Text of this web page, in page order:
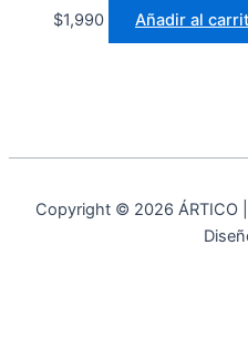
$1,990 Añadir al
Copyright © 2026 ÁRTICO